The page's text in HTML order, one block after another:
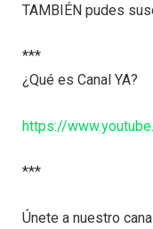
TAMBIÉN pudes
***
¿Qué es Canal YA?
https://
***
Únete a nuestro